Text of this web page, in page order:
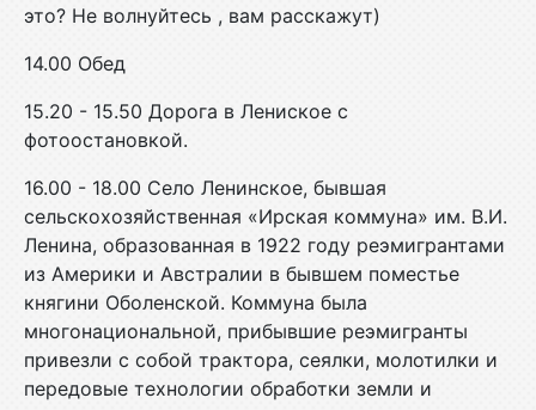
это? Не волнуйтесь , вам расскажут)
14.00 Обед
15.20 - 15.50 Дорога в Лениское с
фотоостановкой.
16.00 - 18.00 Село Ленинское, бывшая
сельскохозяйственная «Ирская коммуна» им. В.И.
Ленина, образованная в 1922 году реэмигрантами
из Америки и Австралии в бывшем поместье
княгини Оболенской. Коммуна была
многонациональной, прибывшие реэмигранты
привезли с собой трактора, сеялки, молотилки и
передовые технологии обработки земли и